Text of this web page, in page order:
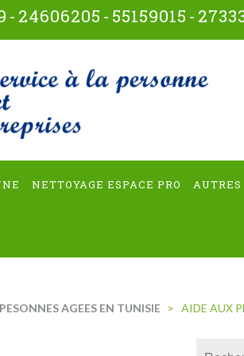
- 24606205 - 55159015 -
NETTOYAGE ESPACE PRO AUTRES
AGEES EN TUNISIE > AIDE AUX